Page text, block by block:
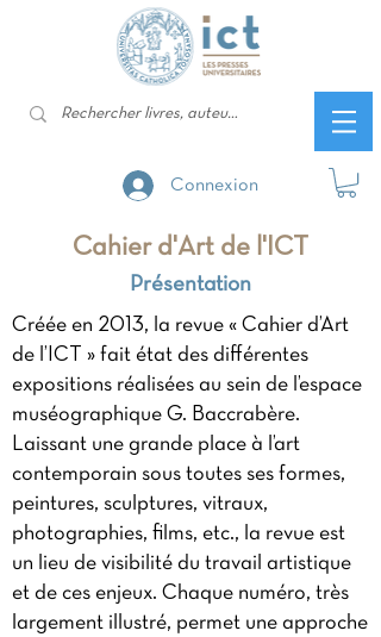
Connexion
Cahier d'Art de l'ICT
Présentation
Créée en 2013, la revue « Cahier d’Art
de l’ICT » fait état des différentes
expositions réalisées au sein de l’espace
muséographique G. Baccrabère.
Laissant une grande place à l’art
contemporain sous toutes ses formes,
peintures, sculptures, vitraux,
photographies, films, etc., la revue est
un lieu de visibilité du travail artistique
et de ces enjeux. Chaque numéro, très
largement illustré, permet une approche